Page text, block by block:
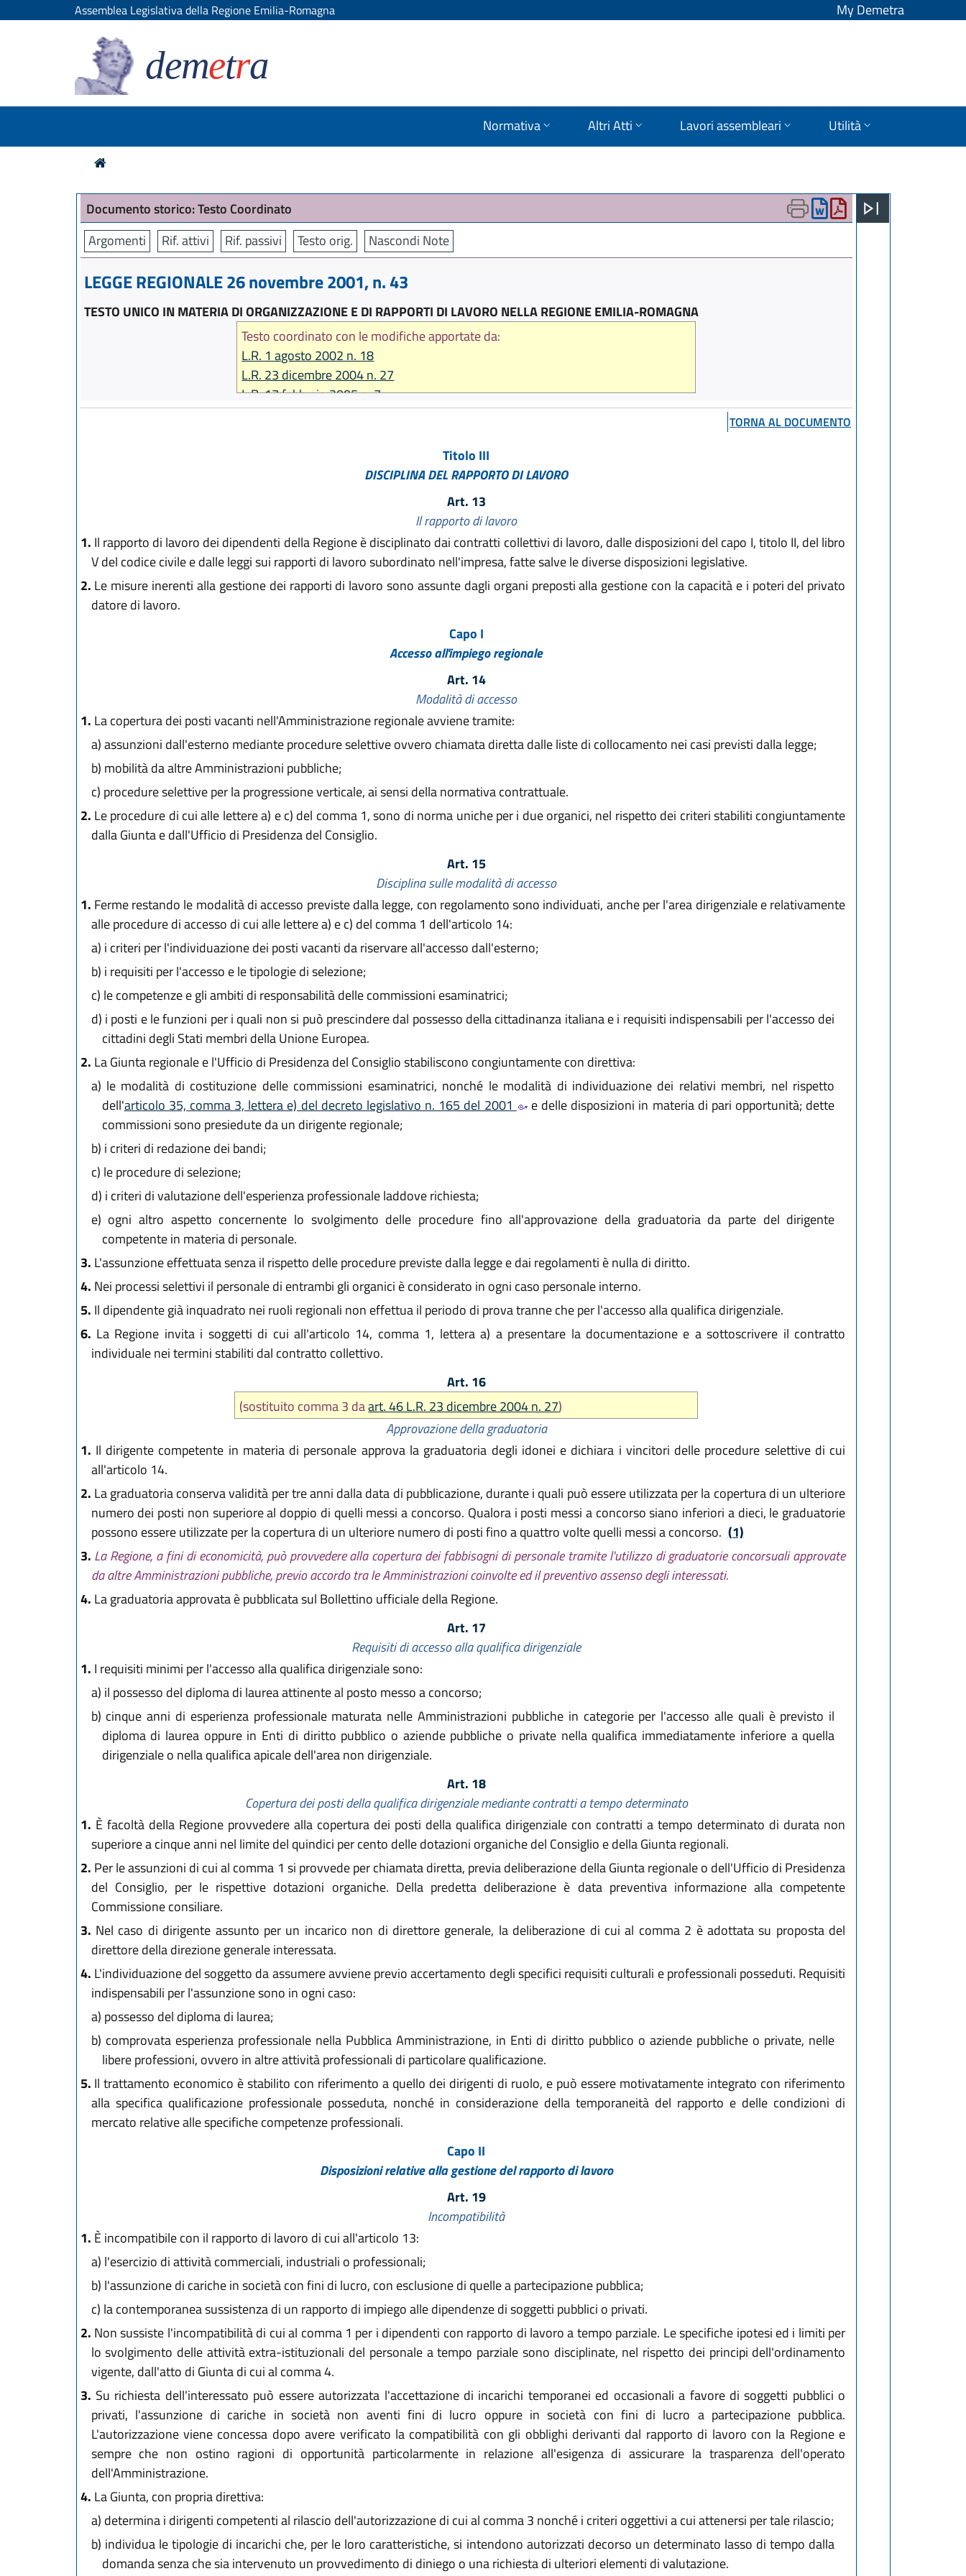
Assemblea Legislativa della Regione Emilia-Romagna My Demetra
demetra
Normativa Altri Atti Lavori assembleari Utilità
Documento storico: Testo Coordinato
Argomenti
Rif. attivi Rif. passivi Testo orig. Nascondi Note
LEGGE REGIONALE 26 novembre 2001, n. 43
TESTO UNICO IN MATERIA DI ORGANIZZAZIONE E DI RAPPORTI DI LAVORO NELLA REGIONE EMILIA-ROMAGNA
Testo coordinato con le modifiche apportate da:
L.R. 1 agosto 2002 n. 18
L.R. 23 dicembre 2004 n. 27
L.R. 17 febbraio 2005 n. 7
L.R. 6 giugno 2006 n. 7
TORNA AL DOCUMENTO
Titolo III
DISCIPLINA DEL RAPPORTO DI LAVORO
Art. 13
Il rapporto di lavoro
1. Il rapporto di lavoro dei dipendenti della Regione è disciplinato dai contratti collettivi di lavoro, dalle disposizioni del capo I, titolo II, del libro
V del codice civile e dalle leggi sui rapporti di lavoro subordinato nell'impresa, fatte salve le diverse disposizioni legislative.
2. Le misure inerenti alla gestione dei rapporti di lavoro sono assunte dagli organi preposti alla gestione con la capacità e i poteri del privato
datore di lavoro.
Capo I
Accesso all'impiego regionale
Art. 14
Modalità di accesso
1. La copertura dei posti vacanti nell'Amministrazione regionale avviene tramite:
a)assunzioni dall'esterno mediante procedure selettive ovvero chiamata diretta dalle liste di collocamento nei casi previsti dalla legge;
b) mobilità da altre Amministrazioni pubbliche;
c) procedure selettive per la progressione verticale, ai sensi della normativa contrattuale.
2. Le procedure di cui alle lettere a) e c) del comma 1, sono di norma uniche per i due organici, nel rispetto dei criteri stabiliti congiuntamente
dalla Giunta e dall'Ufficio di Presidenza del Consiglio.
Art. 15
Disciplina sulle modalità di accesso
1. Ferme restando le modalità di accesso previste dalla legge, con regolamento sono individuati, anche per l'area dirigenziale e relativamente
alle procedure di accesso di cui alle lettere a) e c) del comma 1 dell'articolo 14:
a) i criteri per l'individuazione dei posti vacanti da riservare all'accesso dall'esterno;
b) i requisiti per l'accesso e le tipologie di selezione;
c) le competenze e gli ambiti di responsabilità delle commissioni esaminatrici;
d) i posti e le funzioni per i quali non si può prescindere dal possesso della cittadinanza italiana e i requisiti indispensabili per l'accesso dei
cittadini degli Stati membri della Unione Europea.
2. La Giunta regionale e l'Ufficio di Presidenza del Consiglio stabiliscono congiuntamente con direttiva:
a) le modalità di costituzione delle commissioni esaminatrici, nonché le modalità di individuazione dei relativi membri, nel rispetto
dell'articolo 35, comma 3, lettera e) del decreto legislativo n. 165 del 2001
e delle disposizioni in materia di pari opportunità; dette
commissioni sono presiedute da un dirigente regionale;
b) i criteri di redazione dei bandi;
c) le procedure di selezione;
d) i criteri di valutazione dell'esperienza professionale laddove richiesta;
e) ogni altro aspetto concernente lo svolgimento delle procedure fino all'approvazione della graduatoria da parte del dirigente
competente in materia di personale.
3. L'assunzione effettuata senza il rispetto delle procedure previste dalla legge e dai regolamenti è nulla di diritto.
4. Nei processi selettivi il personale di entrambi gli organici è considerato in ogni caso personale interno.
5. Il dipendente già inquadrato nei ruoli regionali non effettua il periodo di prova tranne che per l'accesso alla qualifica dirigenziale.
6. La Regione invita i soggetti di cui all'articolo 14, comma 1, lettera a) a presentare la documentazione e a sottoscrivere il contratto
individuale nei termini stabiliti dal contratto collettivo.
Art. 16
(sostituito comma 3 daart. 46 L.R. 23 dicembre 2004 n. 27)
Approvazione della graduatoria
1. Il dirigente competente in materia di personale approva la graduatoria degli idonei e dichiara i vincitori delle procedure selettive di cui
all'articolo 14.
2. La graduatoria conserva validità per tre anni dalla data di pubblicazione, durante i quali può essere utilizzata per la copertura di un ulteriore
numero dei posti non superiore al doppio di quelli messi a concorso. Qualora i posti messi a concorso siano inferiori a dieci, le graduatorie
possono essere utilizzate per la copertura di un ulteriore numero di posti fino a quattro volte quelli messi a concorso. (1)
3. La Regione, a fini di economicità, può provvedere alla copertura dei fabbisogni di personale tramite l'utilizzo di graduatorie concorsuali approvate
da altre Amministrazioni pubbliche, previo accordo tra le Amministrazioni coinvolte ed il preventivo assenso degli interessati.
4. La graduatoria approvata è pubblicata sul Bollettino ufficiale della Regione.
Art. 17
Requisiti di accesso alla qualifica dirigenziale
1. I requisiti minimi per l'accesso alla qualifica dirigenziale sono:
a) il possesso del diploma di laurea attinente al posto messo a concorso;
b) cinque anni di esperienza professionale maturata nelle Amministrazioni pubbliche in categorie per l'accesso alle quali è previsto il
diploma di laurea oppure in Enti di diritto pubblico o aziende pubbliche o private nella qualifica immediatamente inferiore a quella
dirigenziale o nella qualifica apicale dell'area non dirigenziale.
Art. 18
Copertura dei posti della qualifica dirigenzialemediante contratti a tempo determinato
1. È facoltà della Regione provvedere alla copertura dei posti della qualifica dirigenziale con contratti a tempo determinato di durata non
superiore a cinque anni nel limite del quindici per cento delle dotazioni organiche del Consiglio e della Giunta regionali.
2. Per le assunzioni di cui al comma 1 si provvede per chiamata diretta, previa deliberazione della Giunta regionale o dell'Ufficio di Presidenza
del Consiglio, per le rispettive dotazioni organiche. Della predetta deliberazione è data preventiva informazione alla competente
Commissione consiliare.
3. Nel caso di dirigente assunto per un incarico non di direttore generale, la deliberazione di cui al comma 2 è adottata su proposta del
direttore della direzione generale interessata.
4. L'individuazione del soggetto da assumere avviene previo accertamento degli specifici requisiti culturali e professionali posseduti. Requisiti
indispensabili per l'assunzione sono in ogni caso:
a) possesso del diploma di laurea;
b) comprovata esperienza professionale nella Pubblica Amministrazione, in Enti di diritto pubblico o aziende pubbliche o private, nelle
libere professioni, ovvero in altre attività professionali di particolare qualificazione.
5. Il trattamento economico è stabilito con riferimento a quello dei dirigenti di ruolo, e può essere motivatamente integrato con riferimento
alla specifica qualificazione professionale posseduta, nonché in considerazione della temporaneità del rapporto e delle condizioni di
mercato relative alle specifiche competenze professionali.
Capo II
Disposizioni relative alla gestione del rapporto di lavoro
Art. 19
Incompatibilità
1. È incompatibile con il rapporto di lavoro di cui all'articolo 13:
a) l'esercizio di attività commerciali, industriali o professionali;
b) l'assunzione di cariche in società con fini di lucro, con esclusione di quelle a partecipazione pubblica;
c) la contemporanea sussistenza di un rapporto di impiego alle dipendenze di soggetti pubblici o privati.
2. Non sussiste l'incompatibilità di cui al comma 1 per i dipendenti con rapporto di lavoro a tempo parziale. Le specifiche ipotesi ed i limiti per
lo svolgimento delle attività extra-istituzionali del personale a tempo parziale sono disciplinate, nel rispetto dei principi dell'ordinamento
vigente, dall'atto di Giunta di cui al comma 4.
3. Su richiesta dell'interessato può essere autorizzata l'accettazione di incarichi temporanei ed occasionali a favore di soggetti pubblici o
privati, l'assunzione di cariche in società non aventi fini di lucro oppure in società con fini di lucro a partecipazione pubblica.
L'autorizzazione viene concessa dopo avere verificato la compatibilità con gli obblighi derivanti dal rapporto di lavoro con la Regione e
sempre che non ostino ragioni di opportunità particolarmente in relazione all'esigenza di assicurare la trasparenza dell'operato
dell'Amministrazione.
4. La Giunta, con propria direttiva:
a) determina i dirigenti competenti al rilascio dell'autorizzazione di cui al comma 3 nonché i criteri oggettivi a cui attenersi per tale rilascio;
b) individua le tipologie di incarichi che, per le loro caratteristiche, si intendono autorizzati decorso un determinato lasso di tempo dalla
domanda senza che sia intervenuto un provvedimento di diniego o una richiesta di ulteriori elementi di valutazione.